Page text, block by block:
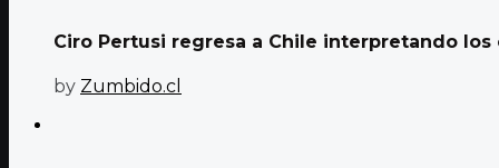
Ciro Pertusi regresa a Chile interpretando los
by Zumbido.cl